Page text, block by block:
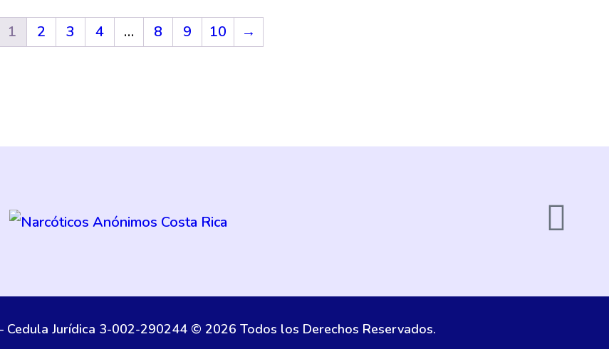
1 2 3 4 … 8 9 10 →
Cedula Jurídica 3-002-290244 © 2026 Todos los Derechos Reservados.